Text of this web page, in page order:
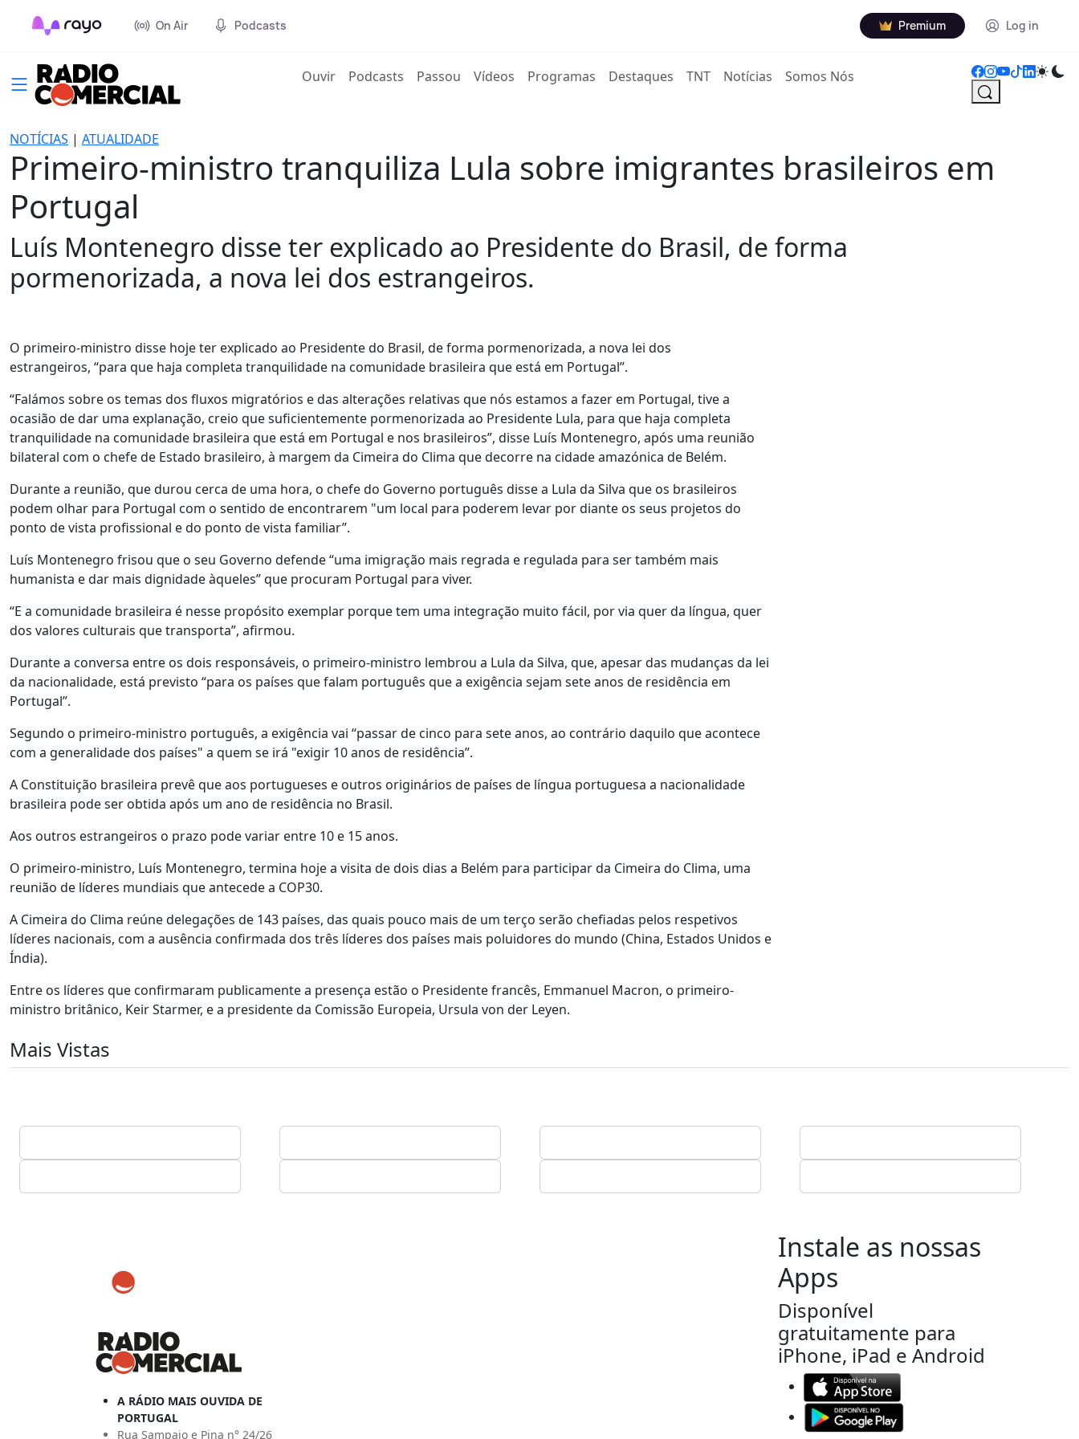
On Air Podcasts Premium Log in
Ouvir(current)
Podcasts Passou Vídeos Programas Destaques TNT Notícias Somos Nós
NOTÍCIAS | ATUALIDADE
Primeiro-ministro tranquiliza Lula sobre imigrantes brasileiros em
Portugal
Luís Montenegro disse ter explicado ao Presidente do Brasil, de forma
pormenorizada, a nova lei dos estrangeiros.
O primeiro-ministro disse hoje ter explicado ao Presidente do Brasil, de forma pormenorizada, a nova lei dos
estrangeiros, “para que haja completa tranquilidade na comunidade brasileira que está em Portugal”.
“Falámos sobre os temas dos fluxos migratórios e das alterações relativas que nós estamos a fazer em Portugal, tive a
ocasião de dar uma explanação, creio que suficientemente pormenorizada ao Presidente Lula, para que haja completa
tranquilidade na comunidade brasileira que está em Portugal e nos brasileiros”, disse Luís Montenegro, após uma reunião
bilateral com o chefe de Estado brasileiro, à margem da Cimeira do Clima que decorre na cidade amazónica de Belém.
Durante a reunião, que durou cerca de uma hora, o chefe do Governo português disse a Lula da Silva que os brasileiros
podem olhar para Portugal com o sentido de encontrarem "um local para poderem levar por diante os seus projetos do
ponto de vista profissional e do ponto de vista familiar”.
Luís Montenegro frisou que o seu Governo defende “uma imigração mais regrada e regulada para ser também mais
humanista e dar mais dignidade àqueles” que procuram Portugal para viver.
“E a comunidade brasileira é nesse propósito exemplar porque tem uma integração muito fácil, por via quer da língua, quer
dos valores culturais que transporta”, afirmou.
Durante a conversa entre os dois responsáveis, o primeiro-ministro lembrou a Lula da Silva, que, apesar das mudanças da lei
da nacionalidade, está previsto “para os países que falam português que a exigência sejam sete anos de residência em
Portugal”.
Segundo o primeiro-ministro português, a exigência vai “passar de cinco para sete anos, ao contrário daquilo que acontece
com a generalidade dos países" a quem se irá "exigir 10 anos de residência”.
A Constituição brasileira prevê que aos portugueses e outros originários de países de língua portuguesa a nacionalidade
brasileira pode ser obtida após um ano de residência no Brasil.
Aos outros estrangeiros o prazo pode variar entre 10 e 15 anos.
O primeiro-ministro, Luís Montenegro, termina hoje a visita de dois dias a Belém para participar da Cimeira do Clima, uma
reunião de líderes mundiais que antecede a COP30.
A Cimeira do Clima reúne delegações de 143 países, das quais pouco mais de um terço serão chefiadas pelos respetivos
líderes nacionais, com a ausência confirmada dos três líderes dos países mais poluidores do mundo (China, Estados Unidos e
Índia).
Entre os líderes que confirmaram publicamente a presença estão o Presidente francês, Emmanuel Macron, o primeiro-
ministro britânico, Keir Starmer, e a presidente da Comissão Europeia, Ursula von der Leyen.
Mais Vistas
A RÁDIO MAIS OUVIDA DE
PORTUGAL
Rua Sampaio e Pina n° 24/26
Instale as nossas
Apps
Disponível
gratuitamente para
iPhone, iPad e Android